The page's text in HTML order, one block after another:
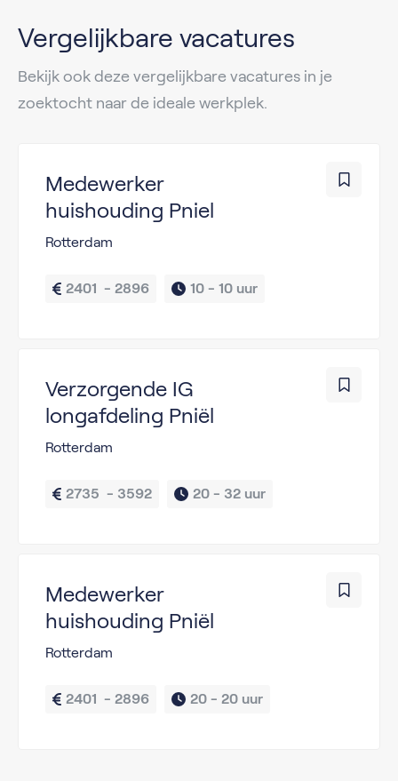
Vergelijkbare vacatures
Bekijk ook deze vergelijkbare vacatures in je
zoektocht naar de ideale werkplek.
Medewerker
huishouding Pniel
Rotterdam
2401  - 2896 10 - 10 uur
Verzorgende IG
longafdeling Pniël
Rotterdam
2735  - 3592 20 - 32 uur
Medewerker
huishouding Pniël
Rotterdam
2401  - 2896 20 - 20 uur